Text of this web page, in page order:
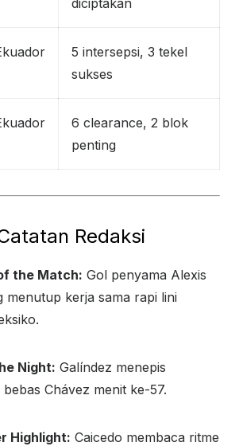
diciptakan
5 intersepsi, 3 tekel
sukses
6 clearance, 2 blok
penting
Redaksi
the Match: Gol penyama Alexis
menutup kerja sama rapi lini
Night: Galíndez menepis
Chávez menit ke-57.
Highlight: Caicedo membaca ritme